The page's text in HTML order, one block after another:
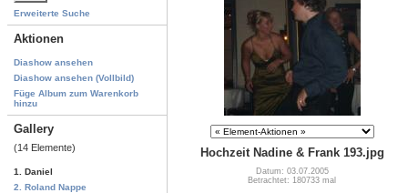
Erweiterte Suche
Aktionen
Diashow ansehen
Diashow ansehen (Vollbild)
Füge Album zum Warenkorb
hinzu
Gallery
(14 Elemente)
1. Daniel
2. Roland Nappe
Hochzeit Nadine & Frank 193.jpg
Datum: 03.07.2005
Betrachtet: 180733 mal